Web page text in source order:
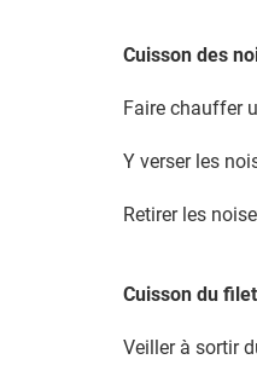
Cuisson des
Faire chauffer
Y verser les
Retirer les
Cuisson du
Veiller à sortir